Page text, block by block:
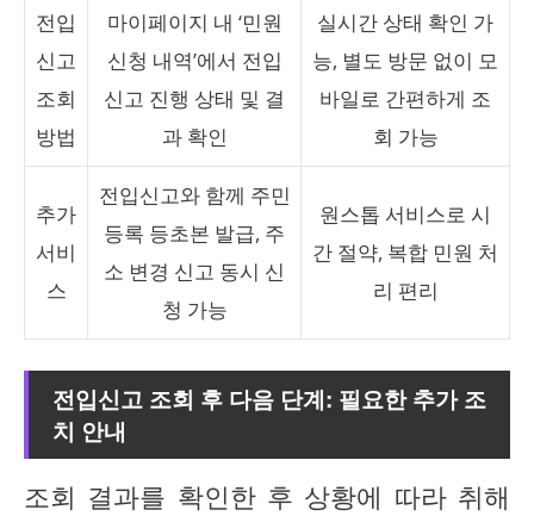
전입
신고
조회
방법
마이페이지 내 ‘민원
신청 내역’에서 전입
신고 진행 상태 및 결
과 확인
실시간 상태 확인 가
능, 별도 방문 없이 모
바일로 간편하게 조
회 가능
추가
서비
스
전입신고와 함께 주민
등록 등초본 발급, 주
소 변경 신고 동시 신
청 가능
원스톱 서비스로 시
간 절약, 복합 민원 처
리 편리
전입신고 조회 후 다음 단계: 필요한 추가 조
치 안내
조회 결과를 확인한 후 상황에 따라 취해